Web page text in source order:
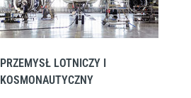
PRZEMYSŁ LOTNICZY I
KOSMONAUTYCZNY